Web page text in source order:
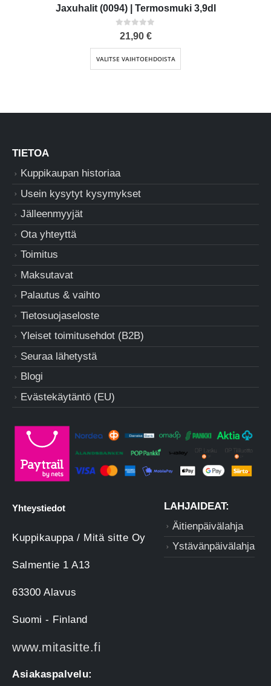
Jaxuhalit (0094) | Termosmuki 3,9dl
0out of 5
21,90 €
VALITSE VAIHTOEHDOISTA
Tällä tuotteella on useampi muunnelma. Voit tehdä valinnat tuotteen sivulla.
TIETOA
Kuppikaupan historiaa
Usein kysytyt kysymykset
Jälleenmyyjät
Ota yhteyttä
Toimitus
Maksutavat
Palautus & vaihto
Tietosuojaseloste
Yleiset toimitusehdot (B2B)
Seuraa lähetystä
Blogi
Evästekäytäntö (EU)
Yhteystiedot
Kuppikauppa / Mitä sitte Oy
Salmentie 1 A13
63300 Alavus
Suomi - Finland
www.mitasitte.fi
Asiakaspalvelu:
LAHJAIDEAT:
Äitienpäivälahja
Ystävänpäivälahja